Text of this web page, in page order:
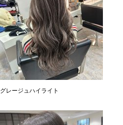
グレージュハイライト